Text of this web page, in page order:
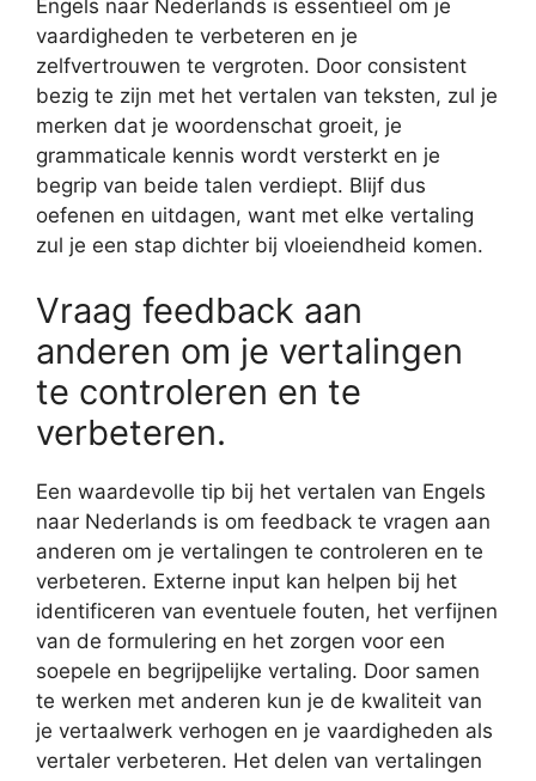
Engels naar Nederlands is essentieel om je
vaardigheden te verbeteren en je
zelfvertrouwen te vergroten. Door consistent
bezig te zijn met het vertalen van teksten, zul je
merken dat je woordenschat groeit, je
grammaticale kennis wordt versterkt en je
begrip van beide talen verdiept. Blijf dus
oefenen en uitdagen, want met elke vertaling
zul je een stap dichter bij vloeiendheid komen.
Vraag feedback aan
anderen om je vertalingen
te controleren en te
verbeteren.
Een waardevolle tip bij het vertalen van Engels
naar Nederlands is om feedback te vragen aan
anderen om je vertalingen te controleren en te
verbeteren. Externe input kan helpen bij het
identificeren van eventuele fouten, het verfijnen
van de formulering en het zorgen voor een
soepele en begrijpelijke vertaling. Door samen
te werken met anderen kun je de kwaliteit van
je vertaalwerk verhogen en je vaardigheden als
vertaler verbeteren. Het delen van vertalingen